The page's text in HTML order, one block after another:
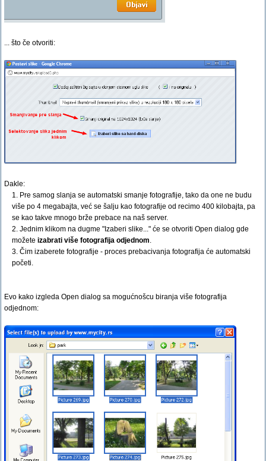
... što če otvoriti:
Dakle:
1. Pre samog slanja se automatski smanje fotografije, tako da one ne budu
više po 4 megabajta, već se šalju kao fotografije od recimo 400 kilobajta, pa
se kao takve mnogo brže prebace na naš server.
2. Jednim klikom na dugme "Izaberi slike..." će se otvoriti Open dialog gde
možete izabrati više fotografija odjednom.
3. Čim izaberete fotografije - proces prebacivanja fotografija će automatski
početi.
Evo kako izgleda Open dialog sa mogućnošcu biranja više fotografija
odjednom: